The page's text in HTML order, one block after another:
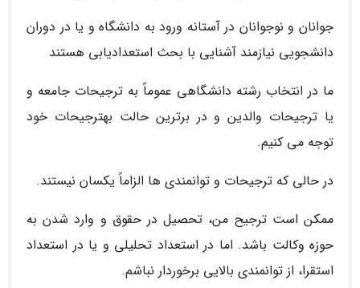
جوانان و نوجوانان در آستانه ورود به دانشگاه و یا در دوران
دانشجویی نیازمند آشنایی با بحث استعدادیابی هستند
ما در انتخاب رشته دانشگاهی عموماً به ترجیحات جامعه و
یا ترجیحات والدین و در برترین حالت بهترجیحات خود
توجه می کنیم.
در حالی که ترجیحات و توانمندی ها الزاماً یکسان نیستند.
ممکن است ترجیح من، تحصیل در حقوق و وارد شدن به
حوزه وکالت باشد. اما در استعداد تحلیلی و یا در استعداد
استقرا، از توانمندی بالایی برخوردار نباشم.